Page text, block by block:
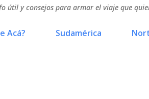
útil y consejos para armar el viaje que
Acá? Sudamérica